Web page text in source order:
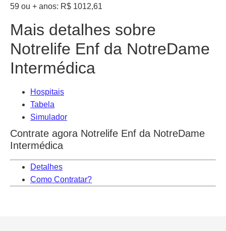
59 ou + anos: R$ 1012,61
Mais detalhes sobre
Notrelife Enf da NotreDame
Intermédica
Hospitais
Tabela
Simulador
Contrate agora Notrelife Enf da NotreDame
Intermédica
Detalhes
Como Contratar?